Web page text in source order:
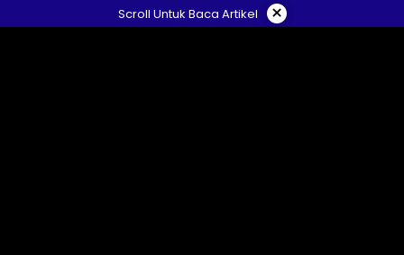
ke
Scroll Untuk Baca Artikel ×